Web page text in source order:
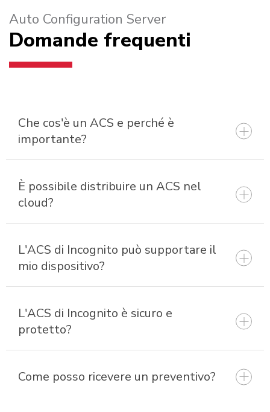
Auto Configuration Server
Domande frequenti
Che cos'è un ACS e perché è
importante?
È possibile distribuire un ACS nel
cloud?
soluzione DX SaaS di
Incognito
L'ACS di Incognito può supportare il
mio dispositivo?
L'ACS di Incognito è sicuro e
protetto?
Come posso ricevere un preventivo?